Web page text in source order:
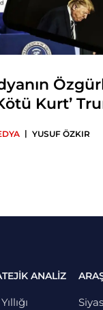
Kurt’
| YUSUF ÖZKIR
ANALİZ